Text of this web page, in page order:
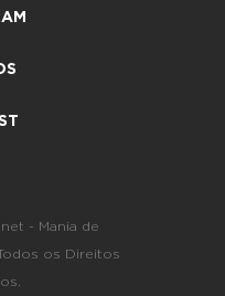
- Mania de
os Direitos